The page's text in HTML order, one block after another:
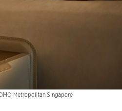
Metropolitan Singapore